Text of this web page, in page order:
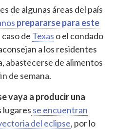
de algunas áreas del país
prepararse para este
de Texas o el condado
a los residentes
abastecerse de alimentos
de semana.
vaya a producir una
lugares se encuentran
del eclipse, por lo